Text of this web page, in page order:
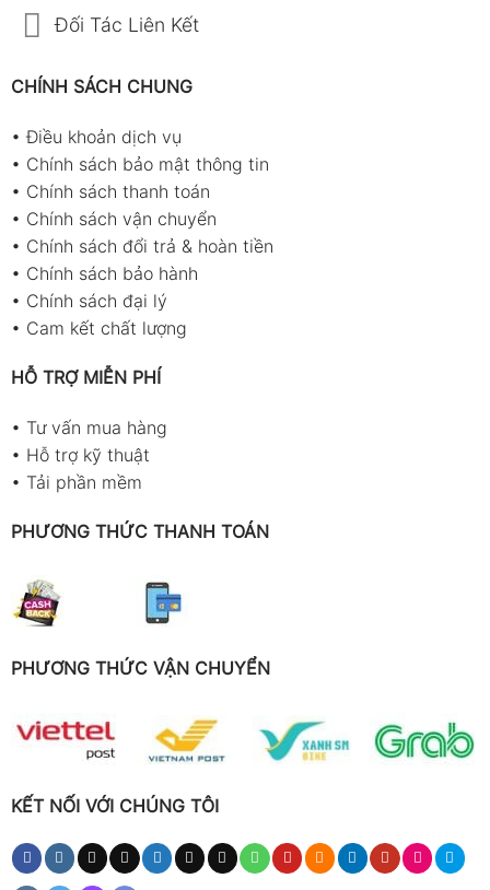
Đối Tác Liên Kết
CHÍNH SÁCH CHUNG
•Điều khoản dịch vụ
• Chính sách bảo mật thông tin
• Chính sách thanh toán
• Chính sách vận chuyển
• Chính sách đổi trả & hoàn tiền
• Chính sách bảo hành
• Chính sách đại lý
• Cam kết chất lượng
HỖ TRỢ MIỄN PHÍ
• Tư vấn mua hàng
• Hỗ trợ kỹ thuật
• Tải phần mềm
PHƯƠNG THỨC THANH TOÁN
PHƯƠNG THỨC VẬN CHUYỂN
KẾT NỐI VỚI CHÚNG TÔI